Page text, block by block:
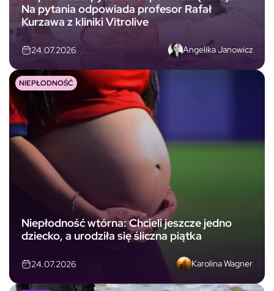
Na pytania odpowiada profesor Rafał
Kurzawa z kliniki Vitrolive
24.07.2026 Angelika Janowicz
Niepłodność wtórna: Chcieli jeszcze jedno
dziecko, a urodziła się śliczna piątka
24.07.2026 Karolina Wagner
NIEPŁODNOŚĆ